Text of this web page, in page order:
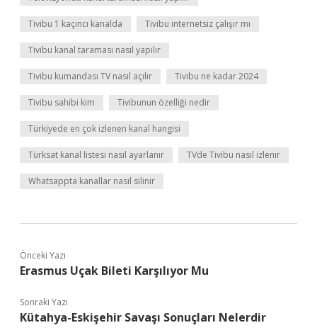
Tivibu 1 kaçıncı kanalda Tivibu internetsiz çalışır mı
Tivibu kanal taraması nasıl yapılır
Tivibu kumandası TV nasıl açılır Tivibu ne kadar 2024
Tivibu sahibi kim Tivibunun özelliği nedir
Türkiyede en çok izlenen kanal hangisi
Türksat kanal listesi nasıl ayarlanır TVde Tivibu nasıl izlenir
Whatsappta kanallar nasıl silinir
Önceki Yazı
Erasmus Uçak Bileti Karşılıyor Mu
Sonraki Yazı
Kütahya-Eskişehir Savaşı Sonuçları Nelerdir